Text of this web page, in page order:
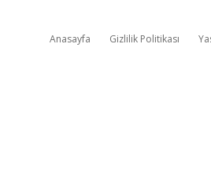
Anasayfa Gizlilik Politikası